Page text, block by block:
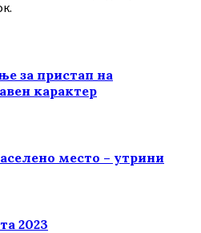
за пристап на
карактер
место – утрини
2023